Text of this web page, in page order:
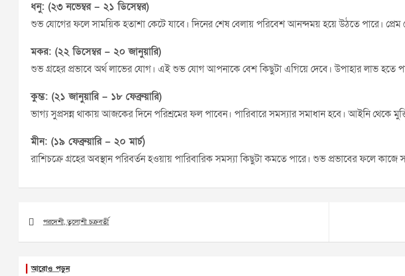
ধনু: (২৩ নভেম্বর – ২১ ডিসেম্বর)
শুভ যোগের ফলে সাময়িক হতাশা কেটে যাবে। দিনের শেষ বেলায় পরিবেশ আনন্দময় হয়ে উঠতে পারে।
মকর: (২২ ডিসেম্বর – ২০ জানুয়ারি)
শুভ গ্রহের প্রভাবে অর্থ লাভের যোগ। এই শুভ যোগ আপনাকে বেশ কিছুটা এগিয়ে দেবে। উপাহার লাভ হতে
কুম্ভ: (২১ জানুয়ারি – ১৮ ফেব্রুয়ারি)
ভাগ্য সুপ্রসন্ন থাকায় আজকের দিনে পরিশ্রমের ফল পাবেন। পারিবারে সমস্যার সমাধান হবে। আইনি থেকে
মীন: (১৯ ফেব্রুয়ারি – ২০ মার্চ)
রাশিচক্রে গ্রহের অবস্থান পরিবর্তন হওয়ায় পারিবারিক সমস্যা কিছুটা কমতে পারে। শুভ প্রভাবের ফলে
navigation
পরদেশী, তুলোশী চক্রবর্তী
আরোও পড়ুন